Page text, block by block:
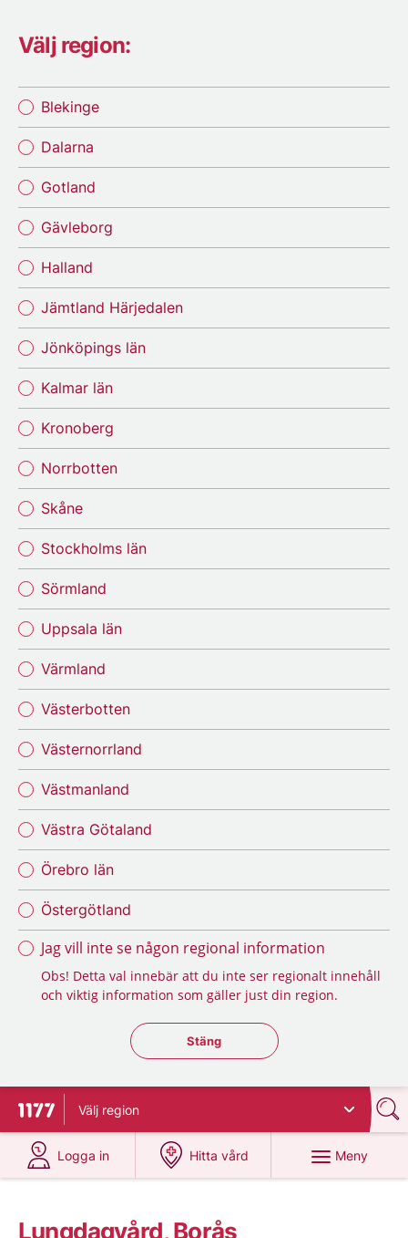
Välj region:
Blekinge
Dalarna
Gotland
Gävleborg
Halland
Jämtland Härjedalen
Jönköpings län
Kalmar län
Kronoberg
Norrbotten
Skåne
Stockholms län
Sörmland
Uppsala län
Värmland
Västerbotten
Västernorrland
Västmanland
Västra Götaland
Örebro län
Östergötland
Jag vill inte se någon regional information
Obs! Detta val innebär att du inte ser regionalt innehåll
och viktig information som gäller just din region.
Stäng regionsväljaren
Stäng
Till startsidan för 1177
Välj region
Logga in
på 1177.se
Hitta vård
på 1177.se
Meny
Lungdagvård, Borås